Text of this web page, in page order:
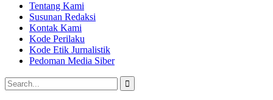
Tentang Kami
Susunan Redaksi
Kontak Kami
Kode Perilaku
Kode Etik Jurnalistik
Pedoman Media Siber